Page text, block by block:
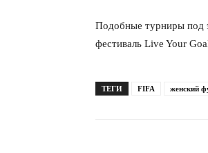
Подобные турниры под
фестиваль Live Your
ТЕГИ FIFA женский